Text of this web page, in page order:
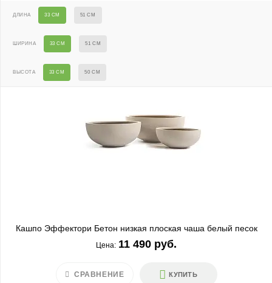
ДЛИНА 33 СМ 51 СМ
ШИРИНА 33 СМ 51 СМ
ВЫСОТА 33 СМ 50 СМ
Кашпо Эффектори Бетон низкая плоская чаша белый песок
Цена: 11 490 руб.
КУПИТЬ
СРАВНЕНИЕ